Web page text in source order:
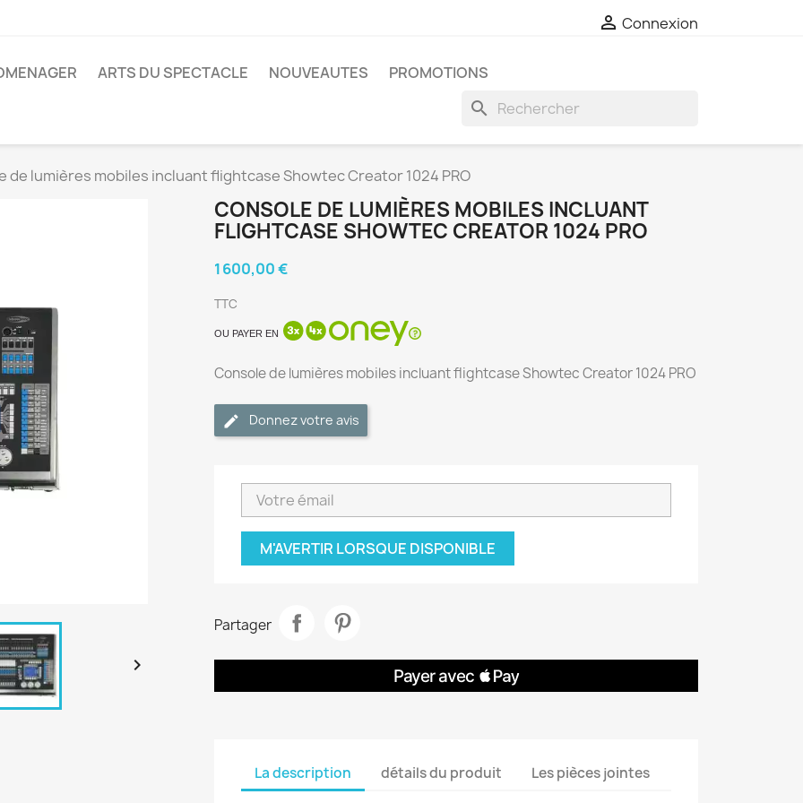
 Connexion
ARTS DU SPECTACLE NOUVEAUTES PROMOTIONS
search
de lumières mobiles incluant flightcase Showtec Creator 1024 PRO

CONSOLE DE LUMIÈRES MOBILES INCLUANT
FLIGHTCASE SHOWTEC CREATOR 1024 PRO
1 600,00 €
TTC
OU PAYER EN
Console de lumières mobiles incluant flightcase Showtec Creator 1024 PRO
Donnez votre avis
M'AVERTIR LORSQUE DISPONIBLE
Partager
La description détails du produit Les pièces jointes